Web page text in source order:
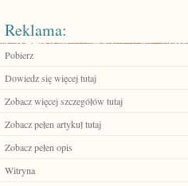
Reklama:
Pobierz
Dowiedz się więcej tutaj
Zobacz więcej szczegółów tutaj
Zobacz pełen artykuł tutaj
Zobacz pełen opis
Witryna